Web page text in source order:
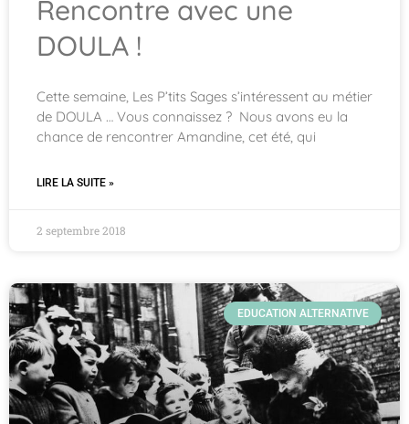
Rencontre avec une
DOULA !
Cette semaine, Les P’tits Sages s’intéressent au métier
de DOULA … Vous connaissez ? Nous avons eu la
chance de rencontrer Amandine, cet été, qui
LIRE LA SUITE »
2 septembre 2018
EDUCATION ALTERNATIVE